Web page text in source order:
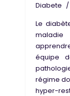
Diabete
Le
maladie
équipe
régime
hyper-